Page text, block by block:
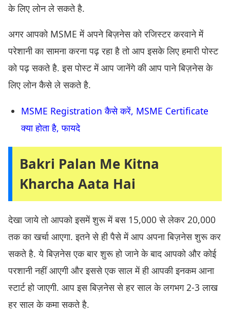
के लिए लोन ले सकते है.
अगर आपको MSME में अपने बिज़नेस को रजिस्टर करवाने में
परेशानी का सामना करना पढ़ रहा है तो आप इसके लिए हमारी पोस्ट
को पढ़ सकते है. इस पोस्ट में आप जानेंगे की आप पाने बिज़नेस के
लिए लोन कैसे ले सकते है.
MSME Registration कैसे करें, MSME Certificate
क्या होता है, फायदे
Bakri Palan Me Kitna
Kharcha Aata Hai
देखा जाये तो आपको इसमें शुरू में बस 15,000 से लेकर 20,000
तक का खर्चा आएगा. इतने से ही पैसे में आप अपना बिज़नेस शुरू कर
सकते है. ये बिज़नेस एक बार शुरू हो जाने के बाद आपको और कोई
परशानी नहीं आएगी और इससे एक साल में ही आपकी इनकम आना
स्टार्ट हो जाएगी. आप इस बिज़नेस से हर साल के लगभग 2-3 लाख
हर साल के कमा सकते है.